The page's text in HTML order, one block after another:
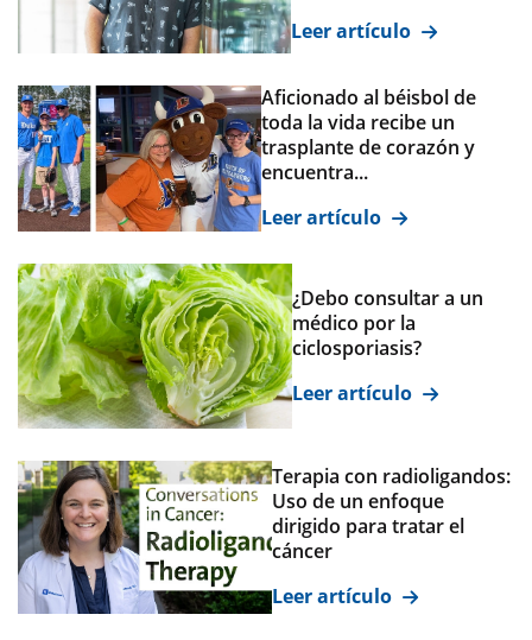
Leer artículo
Aficionado al béisbol de
toda la vida recibe un
trasplante de corazón y
encuentra...
Leer artículo
¿Debo consultar a un
médico por la
ciclosporiasis?
Leer artículo
Terapia con radioligandos:
Uso de un enfoque
dirigido para tratar el
cáncer
Leer artículo